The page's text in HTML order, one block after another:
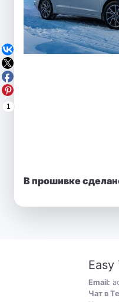
В прошивке
1
Easy
Email:
Чат в